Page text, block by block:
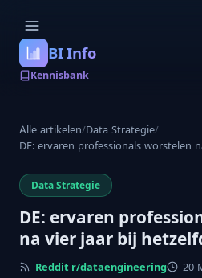
BI Info
Kennisbank
Alle artikelen/Data Strategie/
DE: ervaren professionals worstelen
Data Strategie
DE: ervaren
na vier jaar bij
Reddit r/dataengineering 20